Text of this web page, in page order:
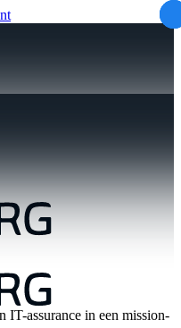
IT-assurance in een mission-